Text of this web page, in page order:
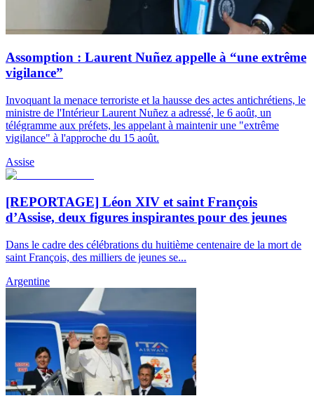
Assomption : Laurent Nuñez appelle à “une extrême
vigilance”
Invoquant la menace terroriste et la hausse des actes antichrétiens, le
ministre de l'Intérieur Laurent Nuñez a adressé, le 6 août, un
télégramme aux préfets, les appelant à maintenir une "extrême
vigilance" à l'approche du 15 août.
Assise
[REPORTAGE] Léon XIV et saint François
d’Assise, deux figures inspirantes pour des jeunes
Dans le cadre des célébrations du huitième centenaire de la mort de
saint François, des milliers de jeunes se...
Argentine